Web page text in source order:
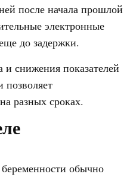
после начала прошлой
электронные
до задержки.
снижения показателей
разных сроках.
обычно